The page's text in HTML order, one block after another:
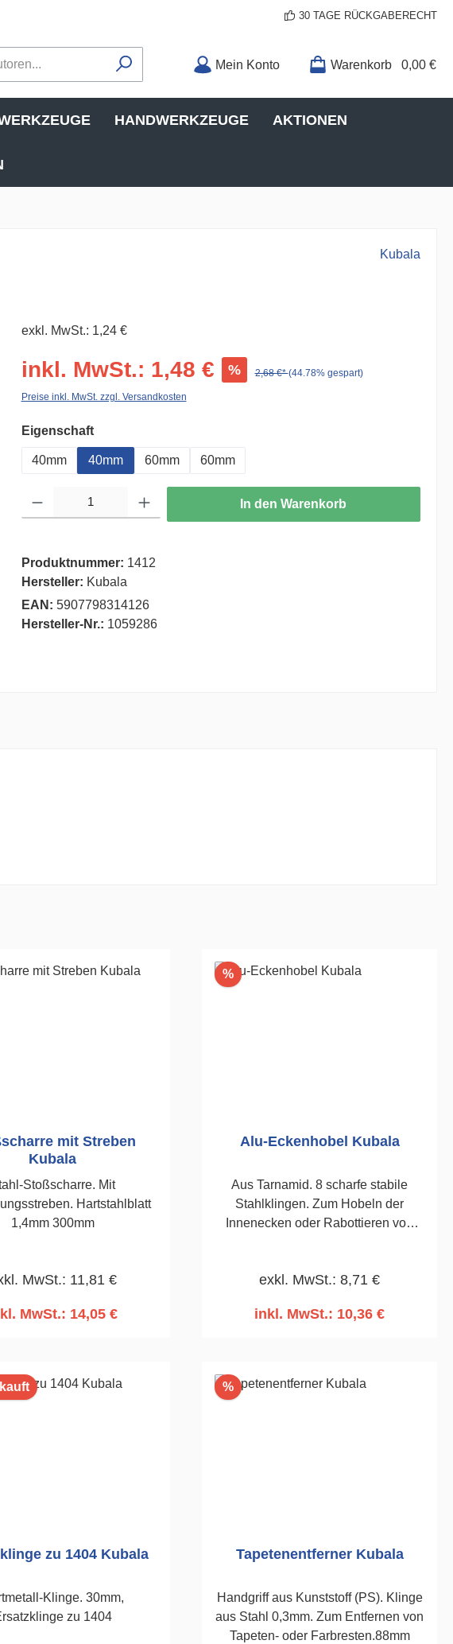
30 TAGE RÜCKGABERECHT
Mein Konto Warenkorb 0,00 €
HANDWERKZEUGE AKTIONEN
Kubala
exkl. MwSt.: 1,24 €
inkl. MwSt.: 1,48 € % 2,68 €*(44.78% gespart)
Preise inkl. MwSt. zzgl. Versandkosten
Eigenschaftauswählen
40mm 40mm 60mm 60mm
In den Warenkorb
Produktnummer: 1412
Hersteller: Kubala
EAN: 5907798314126
Hersteller-Nr.: 1059286
mit Streben
Kubala
Stoßscharre. Mit
Hartstahlblatt
1,4mm 300mm
MwSt.: 11,81 €
MwSt.: 14,05 €
%Rabatt
Alu-Eckenhobel Kubala
Aus Tarnamid. 8 scharfe stabile
Stahlklingen. Zum Hobeln der
Innenecken oder Rabottieren von
exkl. MwSt.: 8,71 €
inkl. MwSt.: 10,36 €
zu 1404 Kubala
Klinge. 30mm,
zu 1404
%Rabatt
Tapetenentferner Kubala
Handgriff aus Kunststoff (PS). Klinge
aus Stahl 0,3mm. Zum Entfernen von
Tapeten- oder Farbresten.88mm